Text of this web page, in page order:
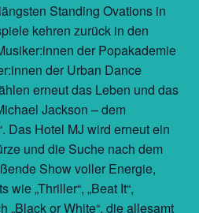
Standing Ovations in
kehren zurück in den
der Popakademie
der Urban Dance
erneut das Leben und das
Jackson – dem
Das Hotel MJ wird erneut ein
und die Suche nach dem
Show voller Energie,
„Thriller“, „Beat It“,
„Black or White“, die allesamt